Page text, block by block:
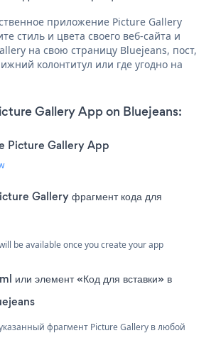
приложение Picture Gallery
стиль и цвета своего веб-сайта и
на свою страницу Bluejeans, пост,
колонтитул или где угодно на
Gallery App on Bluejeans:
Picture Gallery App
Gallery фрагмент кода для
be available once you create your app
или элемент «Код для вставки» в
фрагмент Picture Gallery в любой